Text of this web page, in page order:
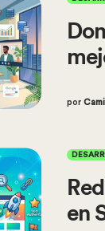
por
en